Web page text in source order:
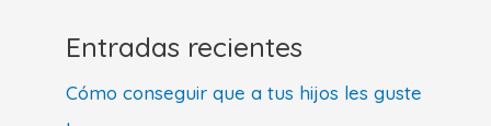
Entradas recientes
Cómo conseguir que a tus hijos les guste